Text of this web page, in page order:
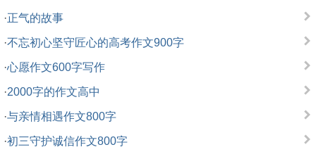
·正气的故事
·不忘初心坚守匠心的高考作文900字
·心愿作文600字写作
·2000字的作文高中
·与亲情相遇作文800字
·初三守护诚信作文800字